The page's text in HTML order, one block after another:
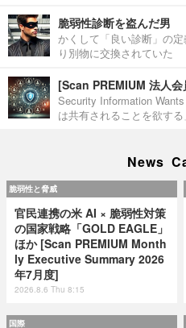
脆弱性診断を盗んだ男
かくして「良い診断」の
り別物に交換されていた
[Scan PREMIUM 法人
Security Information
は共有されることを欲する
News
脆弱性と脅威
官民連携の米 AI × 脆弱性対策
の国家戦略「GOLD EAGLE」
ほか [Scan PREMIUM Month
ly Executive Summary 2026
年7月度]
2026.8.6 Thu 8:15
国際